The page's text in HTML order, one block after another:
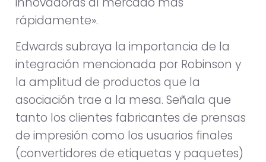
rápidamente».
Edwards subraya la importancia de la
integración mencionada por Robinson y
la amplitud de productos que la
asociación trae a la mesa. Señala que
tanto los clientes fabricantes de prensas
de impresión como los usuarios finales
(convertidores de etiquetas y paquetes)